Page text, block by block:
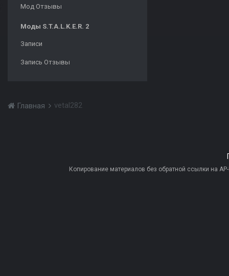
Мод Отзывы
Моды S.T.A.L.K.E.R. 2
Записи
Запись Отзывы
Главная vetal282
Копирование материалов без обратной ссылки на